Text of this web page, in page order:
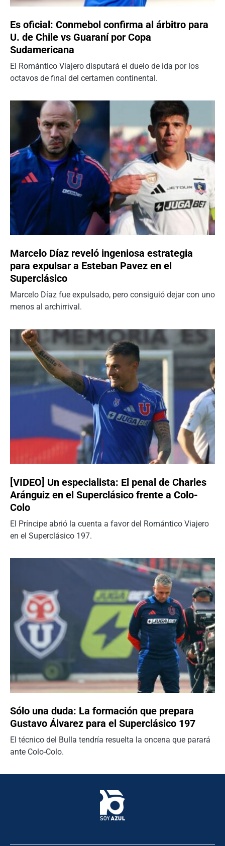
Es oficial: Conmebol confirma al árbitro para
U. de Chile vs Guaraní por Copa
Sudamericana
El Romántico Viajero disputará el duelo de ida por los
octavos de final del certamen continental.
Marcelo Díaz reveló ingeniosa estrategia
para expulsar a Esteban Pavez en el
Superclásico
Marcelo Díaz fue expulsado, pero consiguió dejar con uno
menos al archirrival.
[VIDEO] Un especialista: El penal de Charles
Aránguiz en el Superclásico frente a Colo-
Colo
El Príncipe abrió la cuenta a favor del Romántico Viajero
en el Superclásico 197.
Sólo una duda: La formación que prepara
Gustavo Álvarez para el Superclásico 197
El técnico del Bulla tendría resuelta la oncena que parará
ante Colo-Colo.